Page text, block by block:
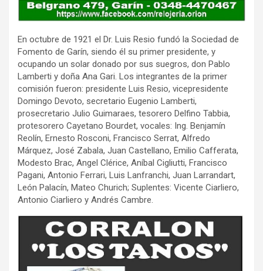
En octubre de 1921 el Dr. Luis Resio fundó la Sociedad de
Fomento de Garín, siendo él su primer presidente, y
ocupando un solar donado por sus suegros, don Pablo
Lamberti y doña Ana Gari. Los integrantes de la primer
comisión fueron: presidente Luis Resio, vicepresidente
Domingo Devoto, secretario Eugenio Lamberti,
prosecretario Julio Guimaraes, tesorero Delfino Tabbia,
protesorero Cayetano Bourdet, vocales: Ing. Benjamín
Reolín, Ernesto Rosconi, Francisco Serrat, Alfredo
Márquez, José Zabala, Juan Castellano, Emilio Cafferata,
Modesto Brac, Angel Clérice, Aníbal Cigliutti, Francisco
Pagani, Antonio Ferrari, Luis Lanfranchi, Juan Larrandart,
León Palacín, Mateo Churich; Suplentes: Vicente Ciarliero,
Antonio Ciarliero y Andrés Cambre.